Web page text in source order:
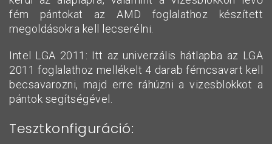
fém pántokat az AMD foglalathoz készített
megoldásokra kell lecserélni.
Intel LGA 2011: Itt az univerzális hátlapba az LGA
2011 foglalathoz mellékelt 4 darab fémcsavart kell
becsavarozni, majd erre ráhúzni a vizesblokkot a
pántok segítségével.
Tesztkonfiguráció: